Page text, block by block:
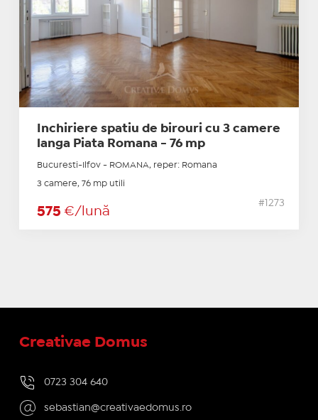
Inchiriere spatiu de birouri cu 3 camere
langa Piata Romana - 76 mp
Bucuresti-Ilfov - ROMANA, reper: Romana
3 camere, 76 mp utili
575 €/lună
#1273
Creativae Domus
0723 304 640
sebastian@creativaedomus.ro